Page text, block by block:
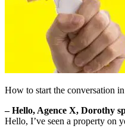
How to start the conversation
– Hello, Agence X, Dorothy
Hello, I’ve seen a property on